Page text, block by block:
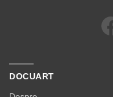
DOCUART